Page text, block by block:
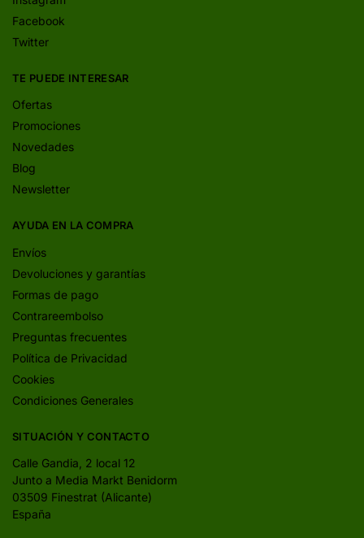
Facebook
Twitter
TE PUEDE INTERESAR
Ofertas
Promociones
Novedades
Blog
Newsletter
AYUDA EN LA COMPRA
Envíos
Devoluciones y garantías
Formas de pago
Contrareembolso
Preguntas frecuentes
Política de Privacidad
Cookies
Condiciones Generales
SITUACIÓN Y CONTACTO
Calle Gandia, 2 local 12
Junto a Media Markt Benidorm
03509 Finestrat (Alicante)
España